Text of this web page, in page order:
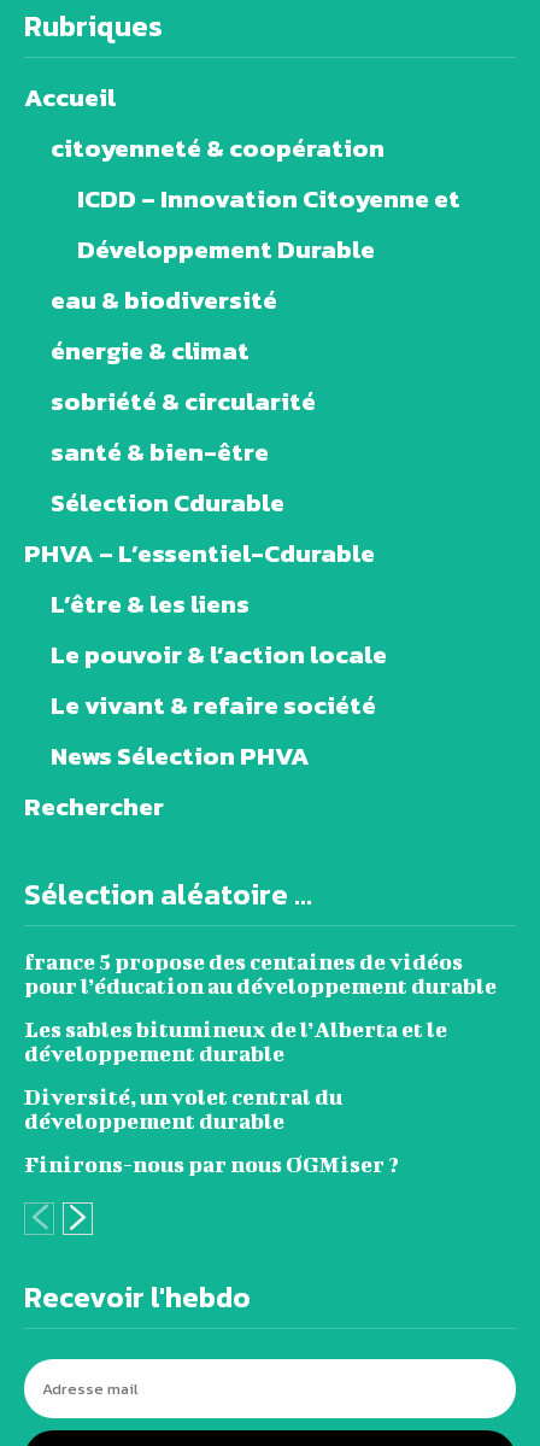
Rubriques
Accueil
citoyenneté & coopération
ICDD – Innovation Citoyenne et
Développement Durable
eau & biodiversité
énergie & climat
sobriété & circularité
santé & bien-être
Sélection Cdurable
PHVA – L’essentiel-Cdurable
L’être & les liens
Le pouvoir & l’action locale
Le vivant & refaire société
News Sélection PHVA
Rechercher
Sélection aléatoire ...
france 5 propose des centaines de vidéos
pour l’éducation au développement durable
Les sables bitumineux de l’Alberta et le
développement durable
Diversité, un volet central du
développement durable
Finirons-nous par nous OGMiser ?
Recevoir l'hebdo